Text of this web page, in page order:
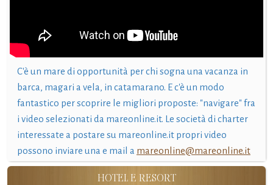
C'è un mare di opportunità per chi sogna una vacanza in
barca, magari a vela, in catamarano. E c'è un modo
fantastico per scoprire le migliori proposte: "navigare" fra
i video selezionati da mareonline.it. Le società di charter
interessate a postare su mareonline.it propri video
possono inviare una e mail a mareonline@mareonline.it
HOTEL E RESORT